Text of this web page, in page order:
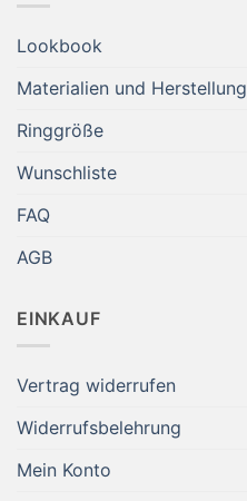
Lookbook
Materialien und Herstellung
Ringgröße
Wunschliste
FAQ
AGB
EINKAUF
Vertrag widerrufen
Widerrufsbelehrung
Mein Konto